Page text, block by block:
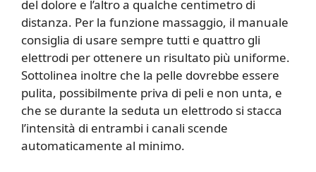
del dolore e l’altro a qualche centimetro di
distanza. Per la funzione massaggio, il manuale
consiglia di usare sempre tutti e quattro gli
elettrodi per ottenere un risultato più uniforme.
Sottolinea inoltre che la pelle dovrebbe essere
pulita, possibilmente priva di peli e non unta, e
che se durante la seduta un elettrodo si stacca
l’intensità di entrambi i canali scende
automaticamente al minimo.